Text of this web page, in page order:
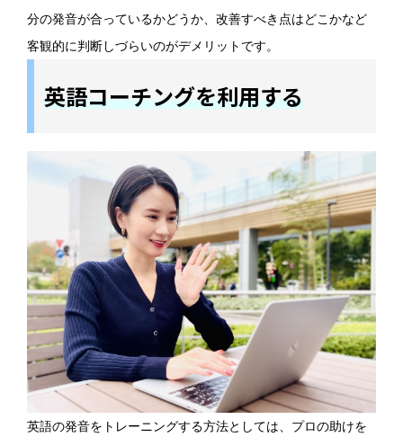
分の発音が合っているかどうか、改善すべき点はどこかなど
客観的に判断しづらいのがデメリットです。
英語コーチングを利用する
英語の発音をトレーニングする方法としては、プロの助けを